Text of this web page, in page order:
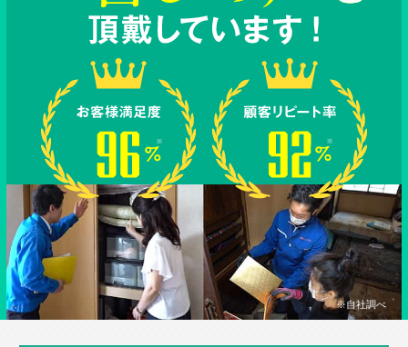
※自社調べ